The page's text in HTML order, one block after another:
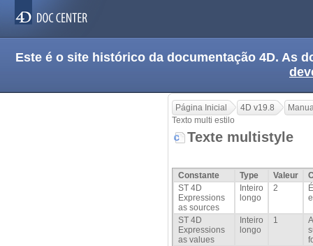
Este é o site histórico da documentação 4D. As
Página Inicial 4D v19.8
Texto multi estilo
Texte multistyle
Constante Type Valeur
ST 4D
Expressions
as sources
Inteiro
longo
2
ST 4D
Expressions
as values
Inteiro
longo
1